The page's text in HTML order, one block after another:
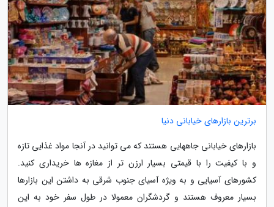
برترین بازارهای خیابانی دنیا
بازارهای خیابانی جاههایی هستند که می توانید در آنجا مواد غذایی تازه
و با کیفیت را با قیمتی بسیار ارزن تر از مغازه ها خریداری کنید.
کشورهای آسیایی و به ویژه آسیای جنوب شرقی به داشتن این بازارها
بسیار معروف هستند و گردشگران معمولا در طول سفر خود به این